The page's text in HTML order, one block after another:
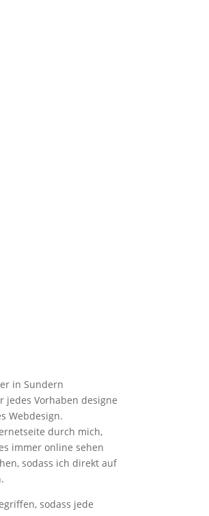
in Sundern
jedes Vorhaben designe
Webdesign.
durch mich,
immer online sehen
sodass ich direkt auf
sodass jede